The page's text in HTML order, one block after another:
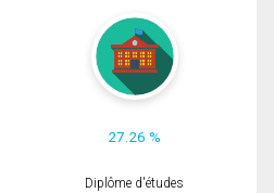
27.26 %
Diplôme d'études